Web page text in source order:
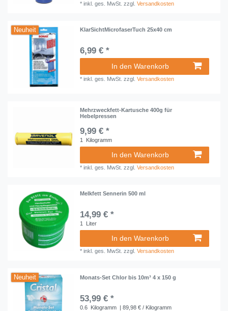
*inkl. ges. MwSt. zzgl.Versandkosten
Neuheit KlarSichtMicrofaserTuch 25x40 cm
6,99 € *
In den Warenkorb
*inkl. ges. MwSt. zzgl.Versandkosten
Mehrzweckfett-Kartusche 400g für
Hebelpressen
9,99 € *
1 Kilogramm
In den Warenkorb
*inkl. ges. MwSt. zzgl.Versandkosten
Melkfett Sennerin 500 ml
14,99 € *
1 Liter
In den Warenkorb
*inkl. ges. MwSt. zzgl.Versandkosten
Neuheit Monats-Set Chlor bis 10m³ 4 x 150 g
53,99 € *
0.6 Kilogramm | 89,98 € / Kilogramm